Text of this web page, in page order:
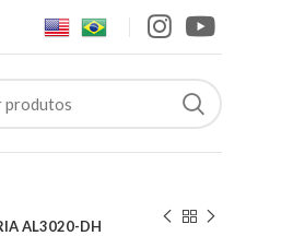
AL3020-DH